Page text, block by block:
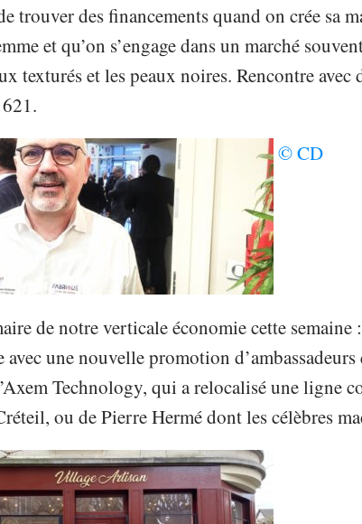
trouver des financements quand on crée sa
et qu’on s’engage dans un marché
texturés et les peaux noires. Rencontre avec
© CD
de notre verticale économie cette
avec une nouvelle promotion
Technology, qui a relocalisé une ligne
ou de Pierre Hermé dont les célèbres